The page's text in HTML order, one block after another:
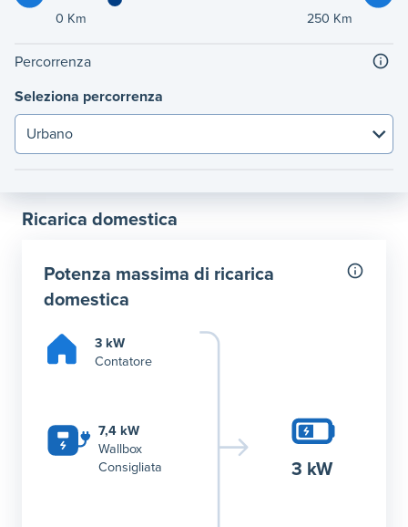
0 Km 250 Km
Percorrenza
Seleziona percorrenza
Ricarica domestica
Potenza massima di ricarica
domestica
3 kW
Contatore
7,4 kW
Wallbox
Consigliata
3 kW